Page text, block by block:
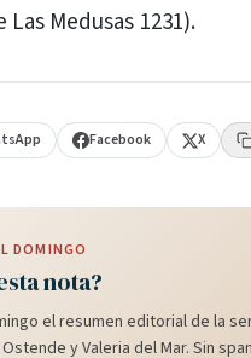
Medusas 1231).
Facebook X
DOMINGO
nota?
el resumen editorial de la
y Valeria del Mar. Sin